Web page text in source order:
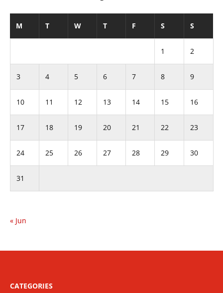
M T W T F S S
1 2
3 4 5 6 7 8 9
10 11 12 13 14 15 16
17 18 19 20 21 22 23
24 25 26 27 28 29 30
31
« Jun
CATEGORIES